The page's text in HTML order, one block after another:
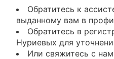
Обратитесь к
выданному вам в
Обратитесь в
Нуриевых для
Или свяжитесь с